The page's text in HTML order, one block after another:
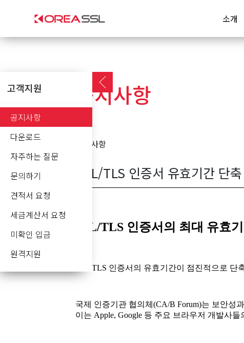
소개
고객지원
공지사항
다운로드
자주하는 질문
문의하기
견적서 요청
세금계산서 요청
미확인 입금
원격지원
공지사항
공지사항
SSL/TLS 인증서 유효기간 단